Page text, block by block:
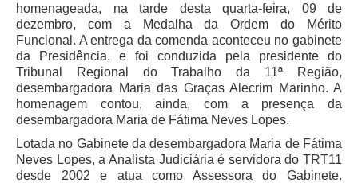
homenageada, na tarde desta quarta-feira, 09 de
dezembro, com a Medalha da Ordem do Mérito
Funcional. A entrega da comenda aconteceu no gabinete
da Presidência, e foi conduzida pela presidente do
Tribunal Regional do Trabalho da 11ª Região,
desembargadora Maria das Graças Alecrim Marinho. A
homenagem contou, ainda, com a presença da
desembargadora Maria de Fátima Neves Lopes.
Lotada no Gabinete da desembargadora Maria de Fátima
Neves Lopes, a Analista Judiciária é servidora do TRT11
desde 2002 e atua como Assessora do Gabinete.